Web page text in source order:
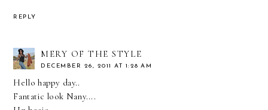
REPLY
MERY OF THE STYLE
DECEMBER 26, 2011 AT 1:28 AM
Hello happy day..
Fantatic look Nany....